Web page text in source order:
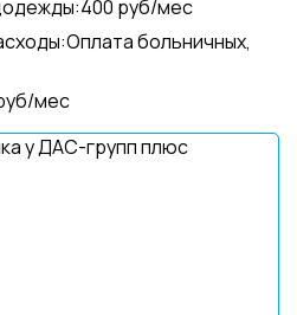
руб/мес
больничных,
мес